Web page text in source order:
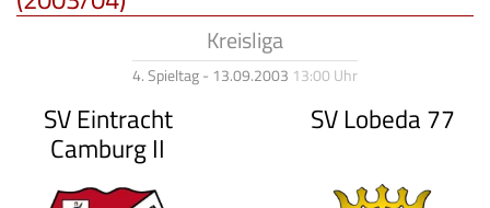
Kreisliga
4. Spieltag - 13.09.2003 13:00 Uhr
SV Eintracht
Camburg II
SV Lobeda 77